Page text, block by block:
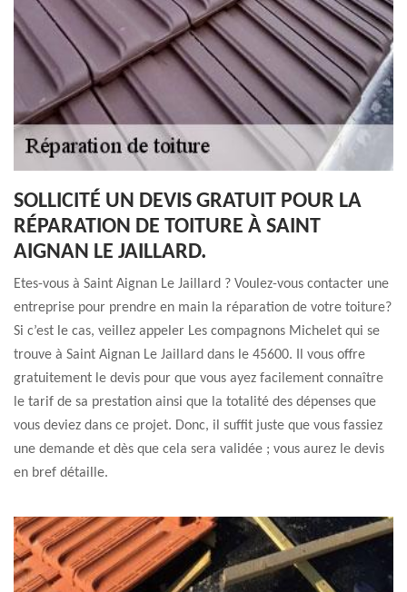
SOLLICITÉ UN DEVIS GRATUIT POUR LA
RÉPARATION DE TOITURE À SAINT
AIGNAN LE JAILLARD.
Etes-vous à Saint Aignan Le Jaillard ? Voulez-vous contacter une
entreprise pour prendre en main la réparation de votre toiture?
Si c’est le cas, veillez appeler Les compagnons Michelet qui se
trouve à Saint Aignan Le Jaillard dans le 45600. Il vous offre
gratuitement le devis pour que vous ayez facilement connaître
le tarif de sa prestation ainsi que la totalité des dépenses que
vous deviez dans ce projet. Donc, il suffit juste que vous fassiez
une demande et dès que cela sera validée ; vous aurez le devis
en bref détaille.